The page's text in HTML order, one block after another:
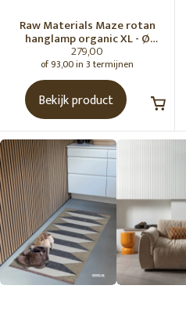
Raw Materials Maze rotan
hanglamp organic XL - Ø
75x31 cm
279,00
of 93,00 in 3 termijnen
Bekijk product